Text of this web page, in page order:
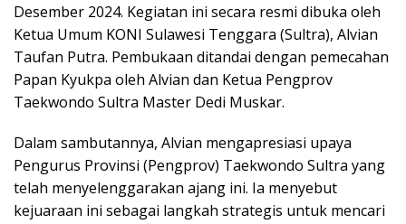
Desember 2024. Kegiatan ini secara resmi dibuka oleh
Ketua Umum KONI Sulawesi Tenggara (Sultra), Alvian
Taufan Putra. Pembukaan ditandai dengan pemecahan
Papan Kyukpa oleh Alvian dan Ketua Pengprov
Taekwondo Sultra Master Dedi Muskar.
Dalam sambutannya, Alvian mengapresiasi upaya
Pengurus Provinsi (Pengprov) Taekwondo Sultra yang
telah menyelenggarakan ajang ini. Ia menyebut
kejuaraan ini sebagai langkah strategis untuk mencari